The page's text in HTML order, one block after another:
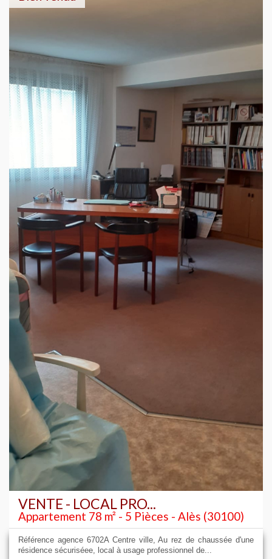
VENTE - LOCAL PRO...
Appartement 78 m² - 5 Pièces - Alès (30100)
Référence agence 6702A Centre ville, Au rez de chaussée d'une
résidence sécuriséee, local à usage professionnel de...